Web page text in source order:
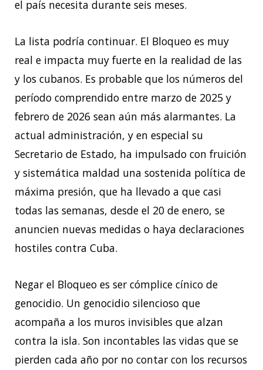
el país necesita durante seis meses.
La lista podría continuar. El Bloqueo es muy
real e impacta muy fuerte en la realidad de las
y los cubanos. Es probable que los números del
período comprendido entre marzo de 2025 y
febrero de 2026 sean aún más alarmantes. La
actual administración, y en especial su
Secretario de Estado, ha impulsado con fruición
y sistemática maldad una sostenida política de
máxima presión, que ha llevado a que casi
todas las semanas, desde el 20 de enero, se
anuncien nuevas medidas o haya declaraciones
hostiles contra Cuba.
Negar el Bloqueo es ser cómplice cínico de
genocidio. Un genocidio silencioso que
acompaña a los muros invisibles que alzan
contra la isla. Son incontables las vidas que se
pierden cada año por no contar con los recursos